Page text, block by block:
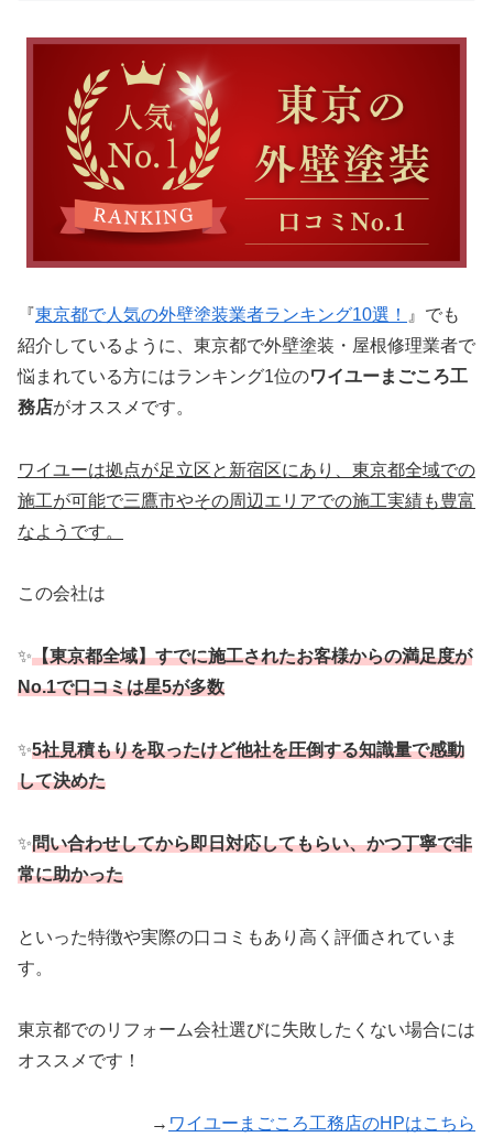
『東京都で人気の外壁塗装業者ランキング10選！
』でも
紹介しているように、東京都で外壁塗装・屋根修理業者で
悩まれている方にはランキング1位のワイユーまごころ工
務店がオススメです。
ワイユーは拠点が足立区と新宿区にあり、東京都全域での
施工が可能で三鷹市やその周辺エリアでの施工実績も豊富
なようです。
この会社は
✨【東京都全域】すでに施工されたお客様からの満足度が
No.1で口コミは星5が多数
✨5社見積もりを取ったけど他社を圧倒する知識量で感動
して決めた
✨問い合わせしてから即日対応してもらい、かつ丁寧で非
常に助かった
といった特徴や実際の口コミもあり高く評価されていま
す。
東京都でのリフォーム会社選びに失敗したくない場合には
オススメです！
→ ワイユーまごころ工務店のHPはこちら